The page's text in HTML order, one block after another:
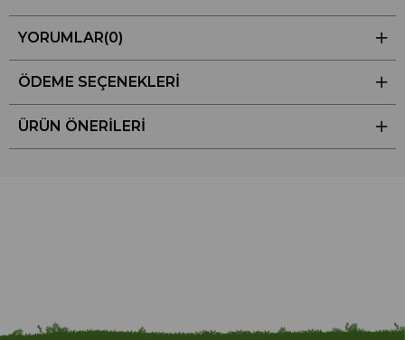
YORUMLAR(0)
ÖDEME SEÇENEKLERI
ÜRÜN ÖNERILERI